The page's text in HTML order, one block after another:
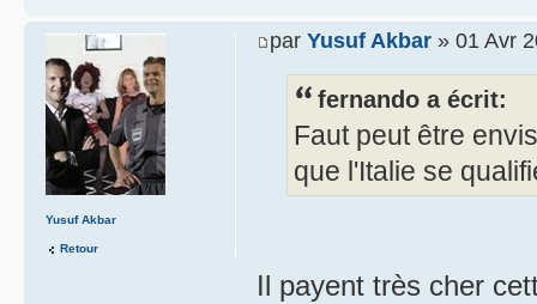
par Yusuf Akbar » 01 Avr
fernando a écrit:
Faut peut être
que l'Italie se
Il payent très cher
Yusuf Akbar
Retour